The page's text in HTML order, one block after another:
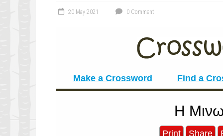
20 May 2021 0 Comment